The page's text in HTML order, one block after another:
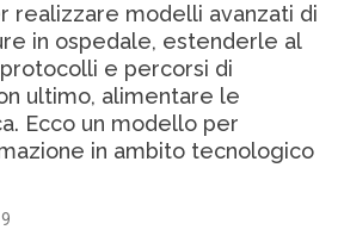
realizzare modelli avanzati di
in ospedale, estenderle al
e percorsi di
ultimo, alimentare le
Ecco un modello per
in ambito tecnologico